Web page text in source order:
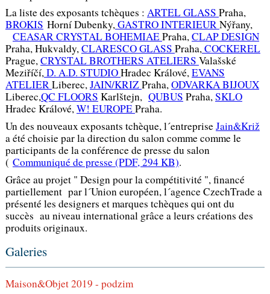
La liste des exposants tchèques : ARTEL GLASS Praha,
BROKIS Horní Dubenky,GASTRO INTERIEURNýřany,
CEASAR CRYSTAL BOHEMIAEPraha,CLAP DESIGN
Praha, Hukvaldy,CLARESCO GLASS Praha,COCKEREL
Prague,CRYSTAL BROTHERS ATELIERS Valašské
Meziříčí,D. A.D. STUDIOHradec Králové,EVANS
ATELIERLiberec,JAIN/KRIZPraha,ODVARKA BIJOUX
Liberec,QC FLOORS Karlštejn, QUBUS Praha,SKLO
Hradec Králové,W! EUROPEPraha.
Un des nouveaux exposants tchèque, l´entrepriseJain&Križ
a été choisie par la direction du salon comme comme le
participants de la conférence de presse du salon
( Communiqué de presse(PDF, 294 KB).
Grâce au projet " Design pour la compétitivité ", financé
partiellement par l´Union européen, l´agence CzechTrade a
présenté les designers et marques tchèques qui ont du
succès au niveau international grâce a leurs créations des
produits originaux.
Galeries
Maison&Objet 2019 - podzim